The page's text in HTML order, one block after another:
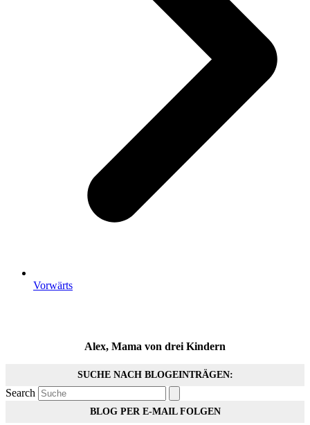
Vorwärts
Alex, Mama von drei Kindern
SUCHE NACH BLOGEINTRÄGEN:
Search
BLOG PER E-MAIL FOLGEN